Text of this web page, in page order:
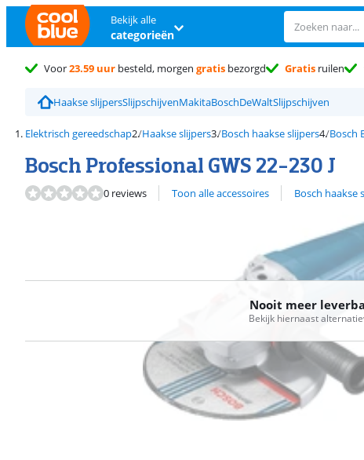
Bekijk alle
categorieën
Voor23.59 uur besteld, morgen gratis bezorgd Gratis ruilen
Haakse slijpersSlijpschijvenMakitaBoschDeWaltSlijpschijven
Elektrisch gereedschap Haakse slijpers Bosch haakse slijpers Bosch
Bosch Professional GWS 22-230 J
0 reviews Toon alle accessoires
Bekijk alle Bosch haakse
Nooit meer
Bekijk hiernaast